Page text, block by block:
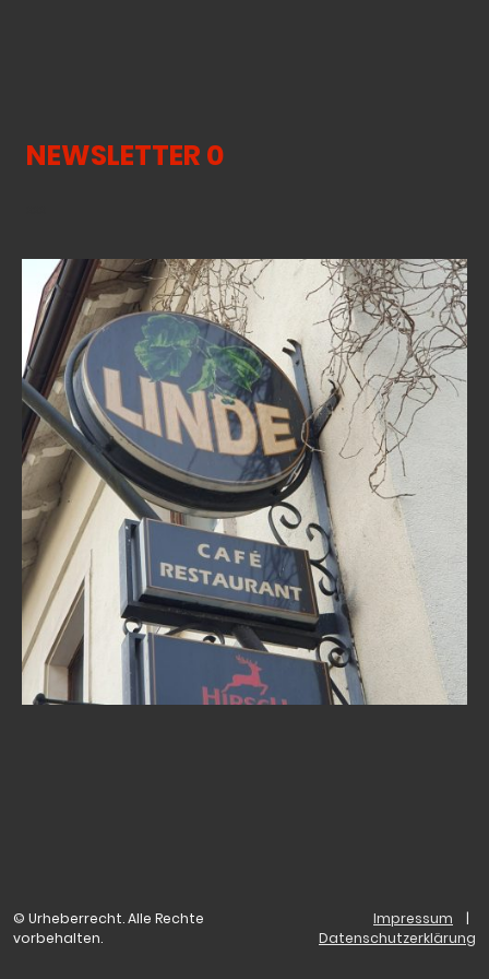
NEWSLETTER 0
© Urheberrecht. Alle Rechte
vorbehalten.
Impressum |
Datenschutzerklärung